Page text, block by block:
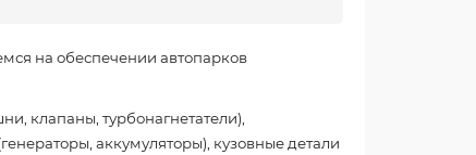
на обеспечении автопарков
клапаны, турбонагнетатели),
аккумуляторы), кузовные детали